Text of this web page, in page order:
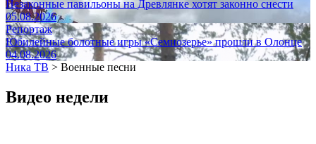
Незаконные павильоны на Древлянке хотят законно снести
05.08.2026
Репортаж
Юбилейные болотные игры «Семиозерье» прошли в Олонце
04.08.2026
Ника ТВ > Военные песни
Видео недели